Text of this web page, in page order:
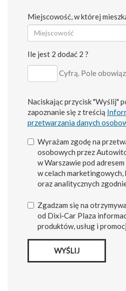
Miejscowość, w której
Ile jest 2 dodać 2 ?
Cyfrą. Pole
Naciskając przycisk "Wyślij"
zapoznanie się z treścią
przetwarzania danych
Wyrażam zgodę na
osobowych przez
w Warszawie pod
w celach marketingowych,
oraz analitycznych
Zgadzam się na
od Dixi‑Car Plaza
produktów, usług i
WYŚLIJ